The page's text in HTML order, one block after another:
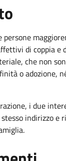
persone
di coppia e
che non
o adozione,
i due
indirizzo e